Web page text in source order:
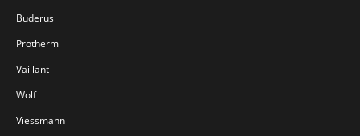
Buderus
Protherm
Vaillant
Wolf
Viessmann